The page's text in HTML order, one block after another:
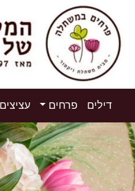
דילים פרחים עציצים